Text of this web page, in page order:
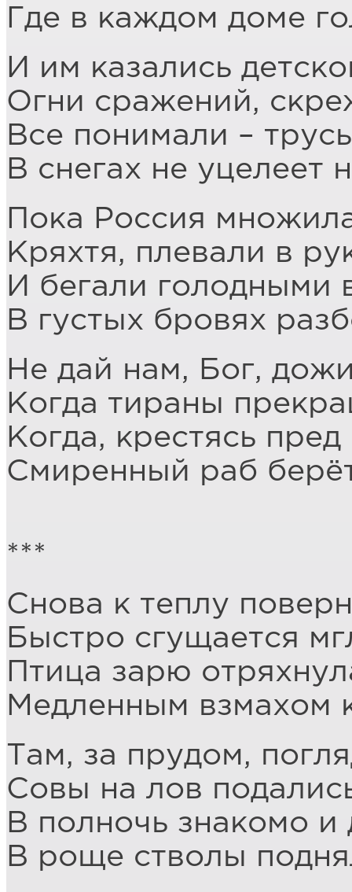
Где в каждом доме
И им казались
Огни сражений,
Все понимали –
В снегах не уцелеет
Пока Россия
Кряхтя, плевали в
И бегали голодными
В густых бровях
Не дай нам, Бог,
Когда тираны
Когда, крестясь
Смиренный раб
***
Снова к теплу
Быстро сгущается
Птица зарю
Медленным взмахом
Там, за прудом,
Совы на лов
В полночь знакомо и
В роще стволы